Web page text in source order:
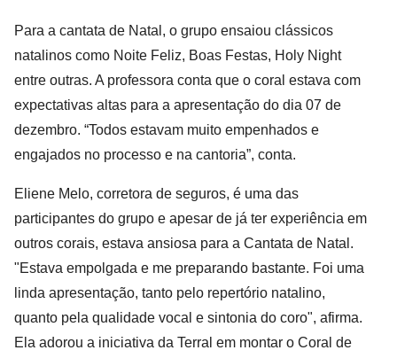
Para a cantata de Natal, o grupo ensaiou clássicos
natalinos como Noite Feliz, Boas Festas, Holy Night
entre outras. A professora conta que o coral estava com
expectativas altas para a apresentação do dia 07 de
dezembro. “Todos estavam muito empenhados e
engajados no processo e na cantoria”, conta.
Eliene Melo, corretora de seguros, é uma das
participantes do grupo e apesar de já ter experiência em
outros corais, estava ansiosa para a Cantata de Natal.
"Estava empolgada e me preparando bastante. Foi uma
linda apresentação, tanto pelo repertório natalino,
quanto pela qualidade vocal e sintonia do coro", afirma.
Ela adorou a iniciativa da Terral em montar o Coral de